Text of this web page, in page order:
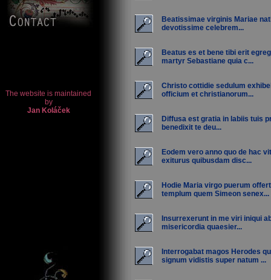
Beatissimae virginis Mariae
devotissime celebrem...
Beatus es et bene tibi erit
martyr Sebastiane quia c...
Christo cottidie sedulum
officium et christianorum...
Diffusa est gratia in labiis tuis
benedixit te deu...
Eodem vero anno quo de hac
exiturus quibusdam disc...
Hodie Maria virgo puerum
templum quem Simeon senex...
Insurrexerunt in me viri iniqui
misericordia quaesier...
Interrogabat magos Herodes
signum vidistis super natum ...